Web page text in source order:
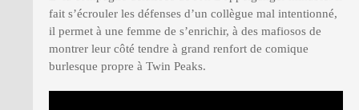
fait s’écrouler les défenses d’un collègue mal intentionné,
il permet à une femme de s’enrichir, à des mafiosos de
montrer leur côté tendre à grand renfort de comique
burlesque propre à Twin Peaks.